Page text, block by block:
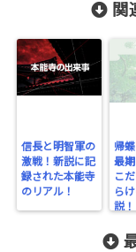
関
信長と明智軍の
激戦！新説に記
録された本能寺
のリアル！
帰
最
こ
ら
説！